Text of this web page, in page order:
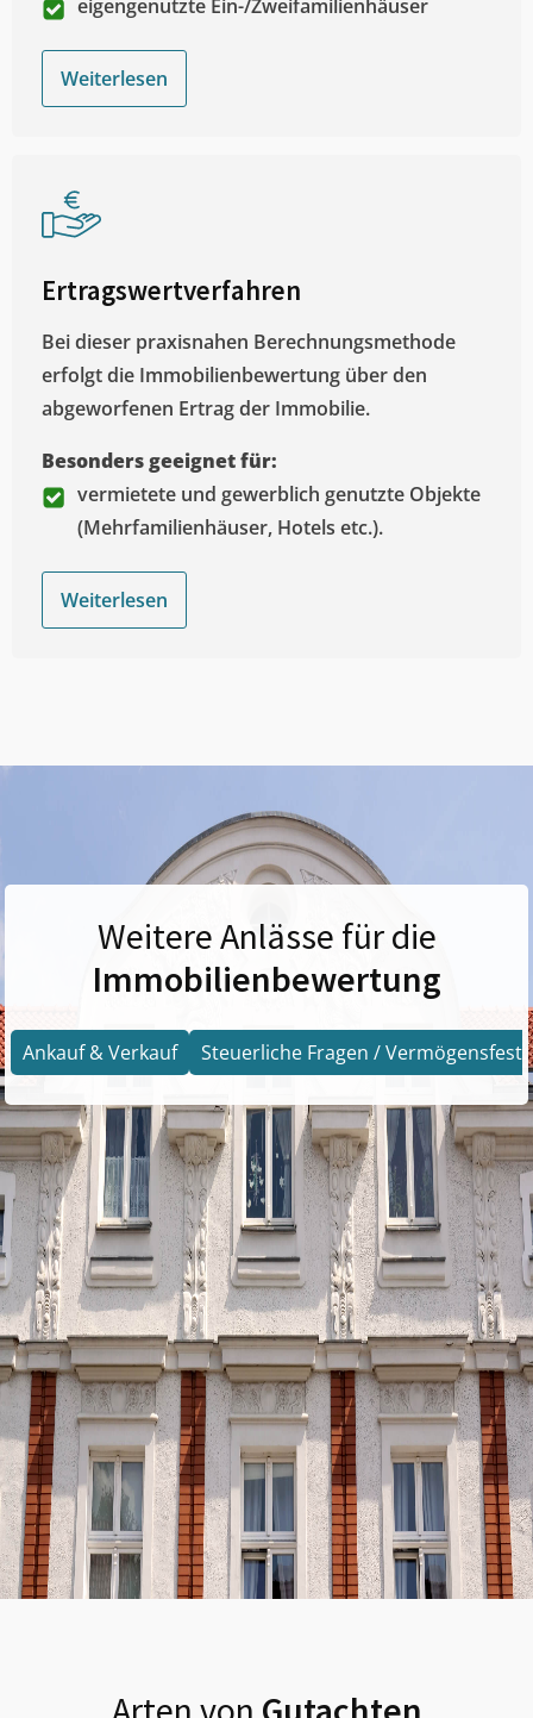
eigengenutzte Ein-/Zweifamilienhäuser
Weiterlesen
Ertragswertverfahren
Bei dieser praxisnahen Berechnungsmethode
erfolgt die Immobilienbewertung über den
abgeworfenen Ertrag der Immobilie.
Besonders geeignet für:
vermietete und gewerblich genutzte Objekte
(Mehrfamilienhäuser, Hotels etc.).
Weiterlesen
Weitere Anlässe für die
Immobilienbewertung
Ankauf & Verkauf Steuerliche Fragen /